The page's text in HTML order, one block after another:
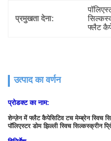
प्रमुखता देना:
फ्लैट
उत्पाद का वर्णन
प्रोडक्ट का नाम:
शेन्ज़ेन में फ्लैट कैपेसिटिव टच मेम्ब्रेन स्विच
पॉलिएस्टर डोम झिल्ली स्विच सिल्कस्क्रीन